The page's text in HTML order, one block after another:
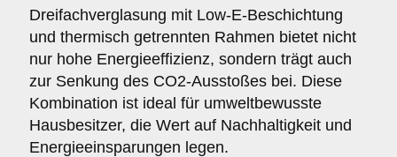
Dreifachverglasung mit Low-E-Beschichtung
und thermisch getrennten Rahmen bietet nicht
nur hohe Energieeffizienz, sondern trägt auch
zur Senkung des CO2-Ausstoßes bei. Diese
Kombination ist ideal für umweltbewusste
Hausbesitzer, die Wert auf Nachhaltigkeit und
Energieeinsparungen legen.